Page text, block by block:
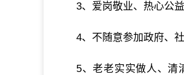
3、爱岗敬业、热心公
4、不随意参加政府、
5、老老实实做人、清